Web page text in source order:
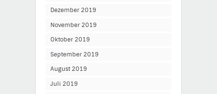
Dezember 2019
November 2019
Oktober 2019
September 2019
August 2019
Juli 2019